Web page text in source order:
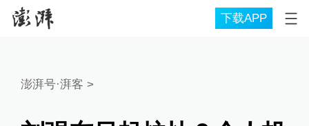
下载APP
澎湃号·湃客 >